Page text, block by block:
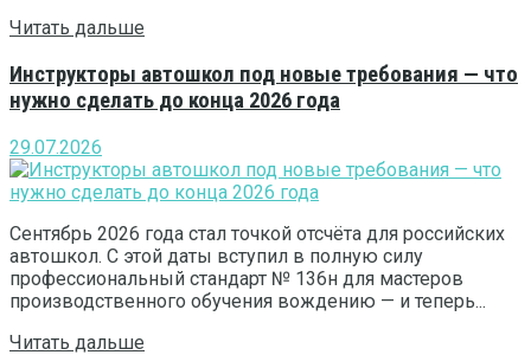
Читать дальше
Инструкторы автошкол под новые требования — что
нужно сделать до конца 2026 года
29.07.2026
Сентябрь 2026 года стал точкой отсчёта для российских
автошкол. С этой даты вступил в полную силу
профессиональный стандарт № 136н для мастеров
производственного обучения вождению — и теперь...
Читать дальше